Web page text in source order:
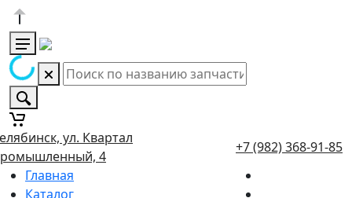
ул. Квартал
4
+7 (982) 368-91-85
Главная
Каталог